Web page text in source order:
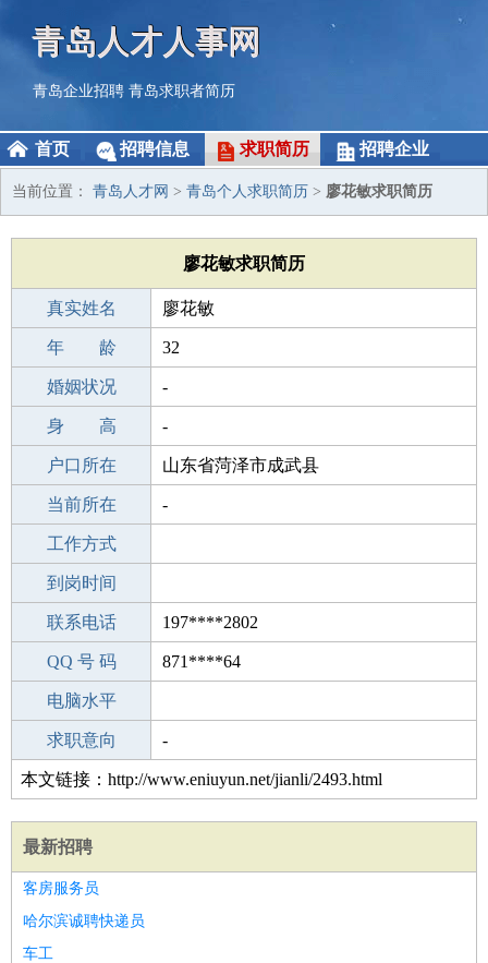
青岛人才人事网
青岛企业招聘 青岛求职者简历
首页 招聘信息 求职简历 招聘企业
当前位置： 青岛人才网 > 青岛个人求职简历 > 廖花敏求职简历
廖花敏求职简历
真实姓名 廖花敏
性 别 女
年 龄 32
出生年月 1994-12-07
婚姻状况 -
学 历 高中
身 高 -
毕业学校 重庆眼镜专业技工培训学校
户口所在 山东省菏泽市成武县
所学专业 -
当前所在 -
工作经验
工作方式
驾 照
到岗时间
期望月薪
联系电话 197****2802
手机号码 197****2802
QQ 号 码 871****64
微信号码
电脑水平
外语水平
求职意向 -
本文链接：http://www.eniuyun.net/jianli/2493.html
最新招聘
客房服务员
哈尔滨诚聘快递员
车工